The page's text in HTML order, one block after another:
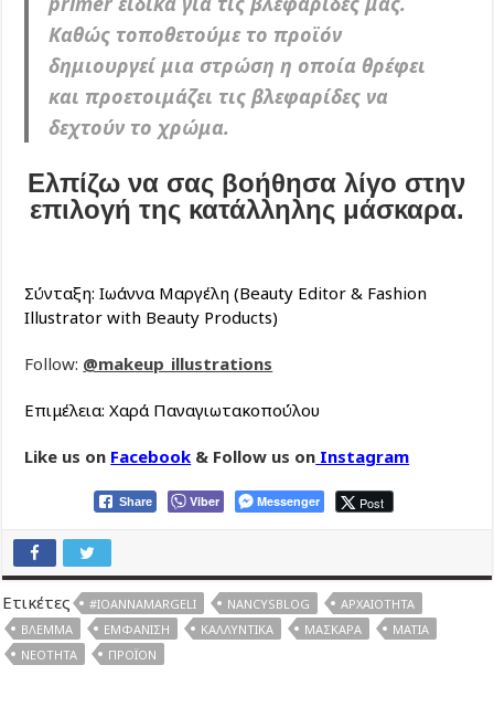
Καθώς τοποθετούμε το προϊόν
δημιουργεί μια στρώση η οποία θρέφει
και προετοιμάζει τις βλεφαρίδες να
δεχτούν το χρώμα.
Ελπίζω να σας βοήθησα λίγο στην
επιλογή της κατάλληλης μάσκαρα.
Σύνταξη: Ιωάννα Μαργέλη (Beauty Editor & Fashion
Illustrator with Beauty Products)
Follow: @makeup_illustrations
Επιμέλεια: Χαρά Παναγιωτακοπούλου
Like us on Facebook & Follow us on Instagram
Share Viber Messenger Post
Ετικέτες #IOANNAMARGELI NANCYSBLOG
ΑΡΧΑΙΌΤΗΤΑ
ΒΛΈΜΜΑ
ΕΜΦΆΝΙΣΗ ΚΑΛΛΥΝΤΙΚΆ ΜΆΣΚΑΡΑ
ΜΆΤΙΑ
ΝΕΌΤΗΤΑ
ΠΡΟΪΌΝ